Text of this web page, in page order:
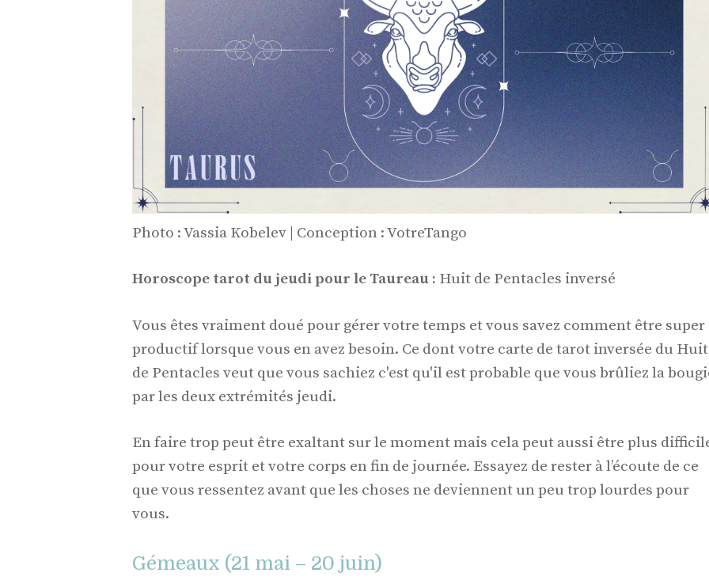
Photo : Vassia Kobelev | Conception : VotreTango
Horoscope tarot du jeudi pour le Taureau : Huit de Pentacles inversé
Vous êtes vraiment doué pour gérer votre temps et vous savez comment être super
productif lorsque vous en avez besoin. Ce dont votre carte de tarot inversée du Huit
de Pentacles veut que vous sachiez c'est qu'il est probable que vous brûliez la
par les deux extrémités jeudi.
En faire trop peut être exaltant sur le moment mais cela peut aussi être plus
pour votre esprit et votre corps en fin de journée. Essayez de rester à l’écoute de ce
que vous ressentez avant que les choses ne deviennent un peu trop lourdes pour
vous.
Gémeaux (21 mai – 20 juin)